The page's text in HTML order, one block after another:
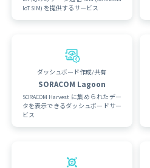
IoT SIM) を提供するサービス
ダッシュボード作成/共有
SORACOM Lagoon
SORACOM Harvest に集められたデー
タを表示できるダッシュボードサー
ビス